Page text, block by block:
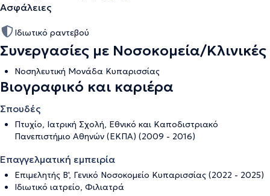
Ασφάλειες
Ιδιωτικό ραντεβού
Συνεργασίες με Νοσοκομεία/Κλινικές
Νοσηλευτική Μονάδα Κυπαρισσίας
Βιογραφικό και καριέρα
Σπουδές
Πτυχίο, Ιατρική Σχολή, Εθνικό και Καποδιστριακό
Πανεπιστήμιο Αθηνών (ΕΚΠΑ) (2009 - 2016)
Επαγγελματική εμπειρία
Επιμελητής Β', Γενικό Νοσοκομείο Κυπαρισσίας (2022 - 2025)
Ιδιωτικό ιατρείο, Φιλιατρά